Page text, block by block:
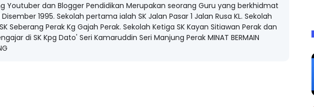
Youtuber dan Blogger Pendidikan Merupakan seorang Guru yang berkhidmat
Disember 1995. Sekolah pertama ialah SK Jalan Pasar 1 Jalan Rusa KL. Sekolah
Seberang Perak Kg Gajah Perak. Sekolah Ketiga SK Kayan Sitiawan Perak dan
di SK Kpg Dato' Seri Kamaruddin Seri Manjung Perak MINAT BERMAIN